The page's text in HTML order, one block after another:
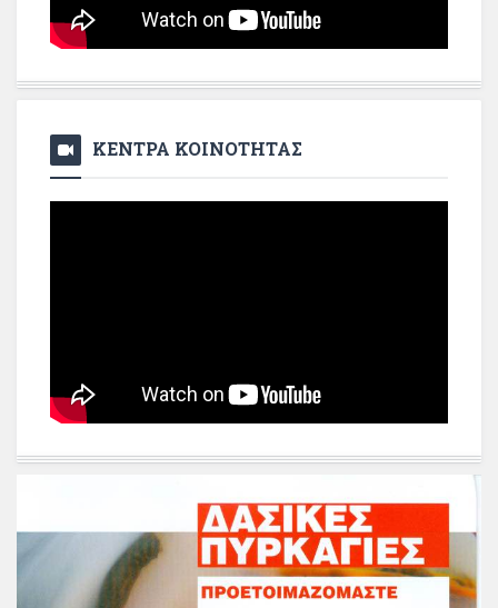
ΚΕΝΤΡΑ ΚΟΙΝΟΤΗΤΑΣ